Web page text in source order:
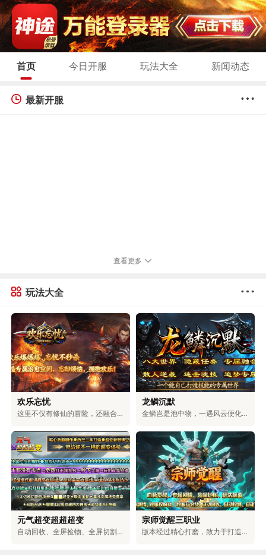
首页 今日开服 玩法大全 新闻动态
最新开服
查看更多
玩法大全
欢乐忘忧
这里不仅有修仙的冒险，还融合了浪漫的爱情、激烈的权谋和对无上大道的追求。在这里，可以和仙盟的伙伴们一起探索神秘的地方，和命中注定的道侣一起修炼。可以体验到用剑斩断天空的畅快，也能感受到和爱人相互陪伴的温暖。可以选择成为三界中最有权力的人，也可以和道侣一起自由自在地生活。你的仙侠人生，由你自己决定。
龙鳞沉默
金鳞岂是池中物，一遇风云便化龙！踏入龙族专属的世界，你将拥有龙牙的锋利，能刺穿一切罪恶；龙角的傲然，可蔑视一切敌人；龙爪的强劲，能撕破一切阻碍；龙眸的凝视，可看穿一切虚伪；龙血的燃烧，能燃尽一切黑暗；龙怒的嘶吼，可震碎一切魔障；龙鳞的威严，彰显着顺我者生、逆我者亡的绝对霸气！少年，拿起护龙之刃，守护龙之圣地，捍卫龙族荣耀，守护整片大陆！
元气超变超超超变
自动回收、全屏捡物、全屏切割、超大仓库统统免费送，无卡顿，百阶装备轻松爆，充值福利超丰厚。上百件专属神器、多元玩法，搭配独特机制与炫酷特效，无套路、无强制消费，耗时就能解锁全部内容。团队耗时二年精心打磨，大陆功能完善，邀你尽情体验。
宗师觉醒三职业
版本经过精心打磨，致力于打造物价稳定、玩法多元的生态服。游戏支持玩家自由交易，所有装备都由BOSS掉落，一切靠打，公平公正。同时，还具备自动回收、捡物、巡航等便捷功能，解放双手轻松升级。在保留经典玩法的基础上，新增了血脉觉醒、秘宝探索、装备觉醒等特色内容，兼具热血与便捷，重塑全新的冒险体验。